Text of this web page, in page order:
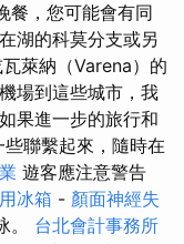
餐，您可能會有同
湖的科莫分支或另
萊納（Varena）的
場到這些城市，我
如果進一步的旅行和
聯繫起來，隨時在
遊客應注意警告
冰箱 - 顏面神經失
。 台北會計事務所